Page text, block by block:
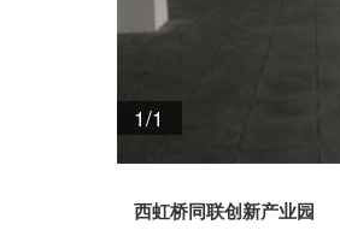
1/1
西虹桥同联创新产业园